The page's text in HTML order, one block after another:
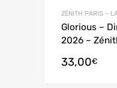
ZÉNITH PARIS –
Glorious –
2026 –
33,00€